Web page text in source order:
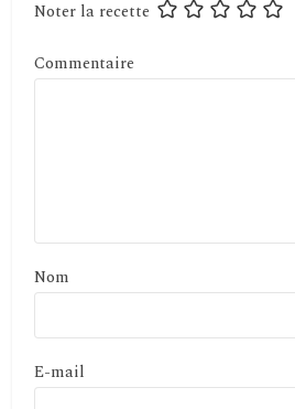
Noter la recette
Commentaire
Nom
E-mail